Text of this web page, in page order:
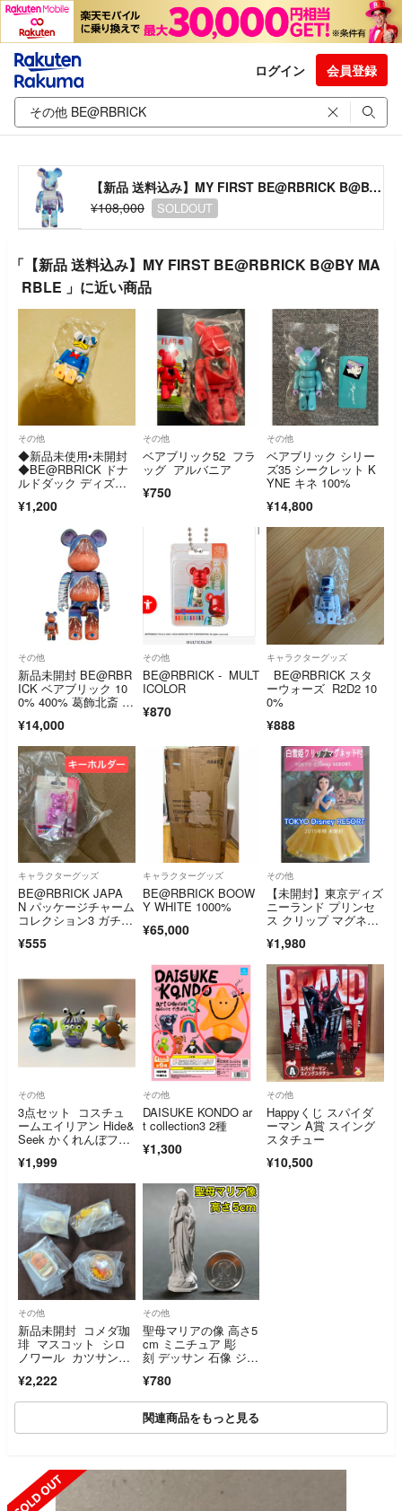
ログイン 会員登録
【新品 送料込み】MY FIRST BE@RBRICK B@BY MARBLE
¥108,000
SOLDOUT
「【新品 送料込み】MY FIRST BE@RBRICK B@BY MA
RBLE 」に近い商品
その他
◆新品未使用•未開封
◆BE@RBRICK ドナ
ルドダック ディズニ
¥1,200
その他
ベアブリック52 フラ
ッグ アルバニア
¥750
その他
ベアブリック シリー
ズ35 シークレット K
YNE キネ 100%
¥14,800
その他
新品未開封 BE@RBR
ICK ベアブリック 10
0% 400% 葛飾北斎 富
晴 すみだ北斎美術館
¥14,000
その他
BE@RBRICK - MULT
ICOLOR
¥870
キャラクターグッズ
BE@RBRICK スタ
ーウォーズ R2D2 10
0%
¥888
キャラクターグッズ
BE@RBRICK JAPA
N パッケージチャーム
コレクション3 ガチャ
ー ガチャ key holder
¥555
キャラクターグッズ
BE@RBRICK BOOW
Y WHITE 1000%
¥65,000
その他
【未開封】東京ディズ
ニーランド プリンセ
ス クリップ マグネッ
¥1,980
その他
3点セット コスチュ
ームエイリアン Hide&
Seek かくれんぼフィ
¥1,999
その他
DAISUKE KONDO ar
t collection3 2種
¥1,300
その他
Happyくじ スパイダ
ーマン A賞 スイング
スタチュー
¥10,500
その他
新品未開封 コメダ珈
琲 マスコット シロ
ノワール カツサン
ェオーレ 4種セット
¥2,222
その他
聖母マリアの像 高さ5
cm ミニチュア 彫
刻 デッサン 石像 ジオ
¥780
関連商品をもっと見る